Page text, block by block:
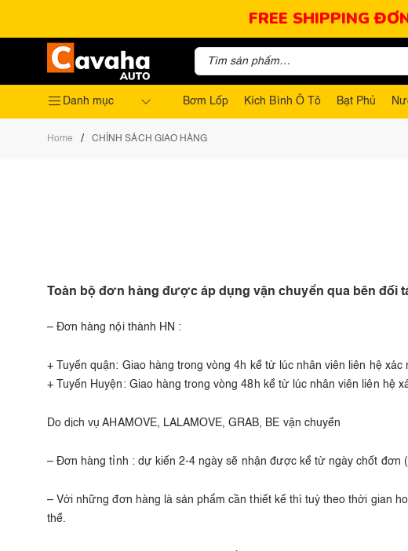
FREE SHIPPING
Danh mục Bơm Lốp Kích Bình Ô Tô Bạt Phủ
Home / CHÍNH SÁCH GIAO HÀNG
Toàn bộ đơn hàng được áp dụng vận chuyển qua bên đối
– Đơn hàng nội thành HN :
+ Tuyến quận: Giao hàng trong vòng 4h kể từ lúc nhân viên liên hệ xác
+ Tuyến Huyện: Giao hàng trong vòng 48h kể từ lúc nhân viên liên hệ
Do dịch vụ AHAMOVE, LALAMOVE, GRAB, BE vận chuyển
– Đơn hàng tỉnh : dự kiến 2-4 ngày sẽ nhận được kể từ ngày chốt đơn
– Với những đơn hàng là sản phẩm cần thiết kế thì tuỳ theo thời gian
thể.